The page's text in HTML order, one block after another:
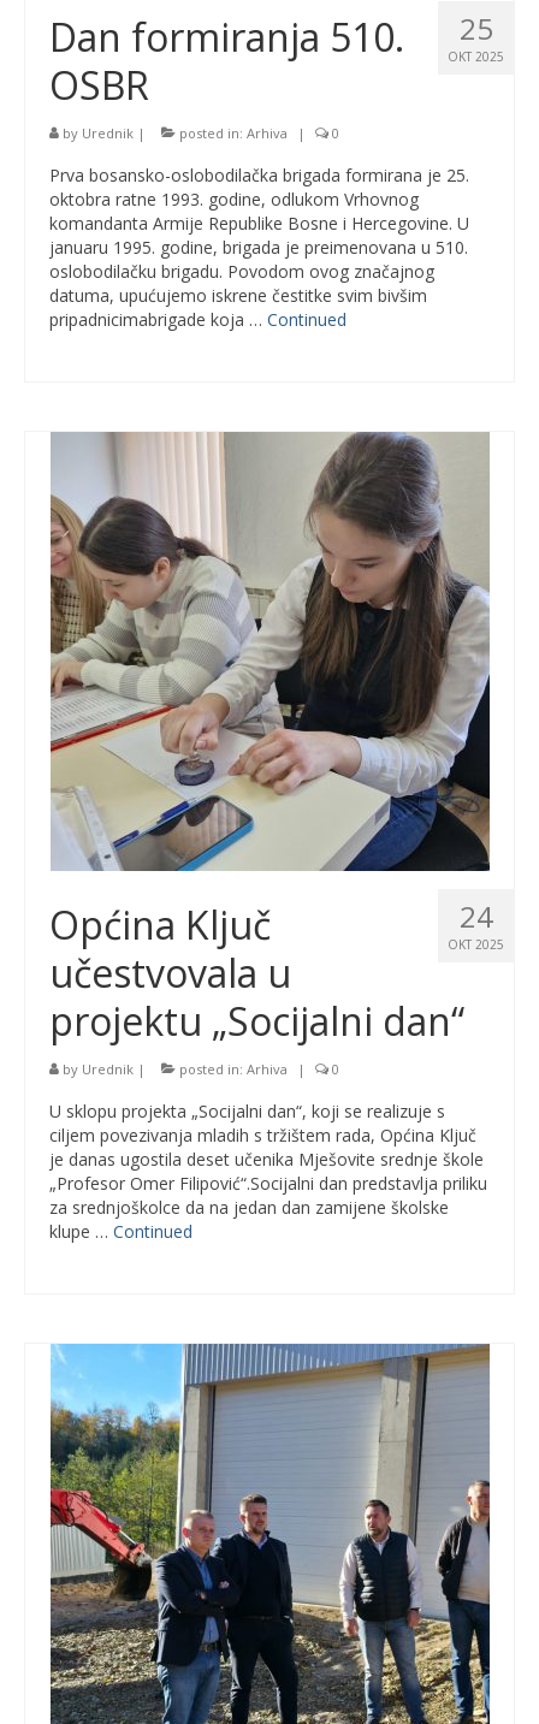
25
OKT 2025
Dan formiranja 510.
OSBR
by Urednik | posted in: Arhiva | 0
Prva bosansko-oslobodilačka brigada formirana je 25.
oktobra ratne 1993. godine, odlukom Vrhovnog
komandanta Armije Republike Bosne i Hercegovine. U
januaru 1995. godine, brigada je preimenovana u 510.
oslobodilačku brigadu. Povodom ovog značajnog
datuma, upućujemo iskrene čestitke svim bivšim
pripadnicimabrigade koja … Continued
24
OKT 2025
Općina Ključ
učestvovala u
projektu „Socijalni dan“
by Urednik | posted in: Arhiva | 0
U sklopu projekta „Socijalni dan“, koji se realizuje s
ciljem povezivanja mladih s tržištem rada, Općina Ključ
je danas ugostila deset učenika Mješovite srednje škole
„Profesor Omer Filipović“.Socijalni dan predstavlja priliku
za srednjoškolce da na jedan dan zamijene školske
klupe … Continued